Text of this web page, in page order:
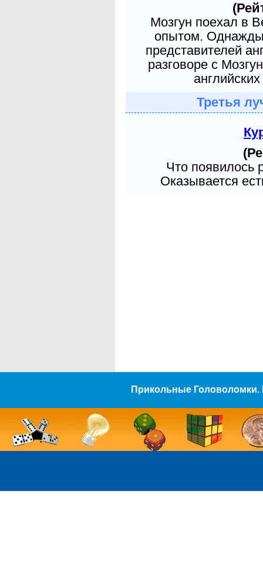
Мозгун поехал в
опытом. Однажды
представителей
разговоре с
Третья
Что появилось
Оказывается
Прикольные